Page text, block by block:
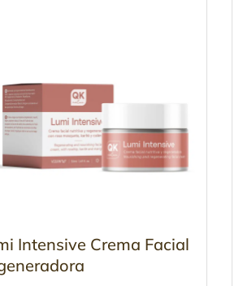
Intensive Crema Facial